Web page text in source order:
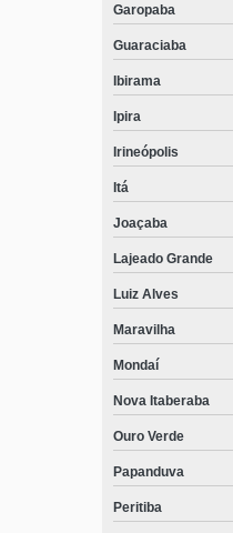
Garopaba
Guaraciaba
Ibirama
Ipira
Irineópolis
Itá
Joaçaba
Lajeado Grande
Luiz Alves
Maravilha
Mondaí
Nova Itaberaba
Ouro Verde
Papanduva
Peritiba